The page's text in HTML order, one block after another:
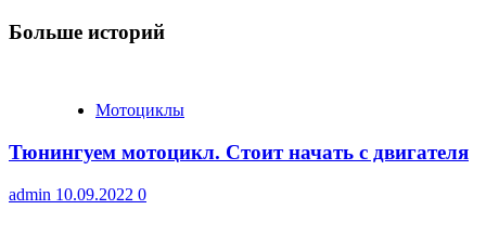
Больше историй
Мотоциклы
Тюнингуем мотоцикл. Стоит начать с двигателя
admin 10.09.2022 0